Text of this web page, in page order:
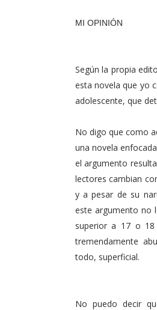
MI OPINIÓN
Según la propia
esta novela que yo
adolescente, que
No digo que como
una novela
el argumento
lectores cambian
y a pesar de su
este argumento no
superior a 17 o
tremendamente
todo, superficial.
No puedo decir